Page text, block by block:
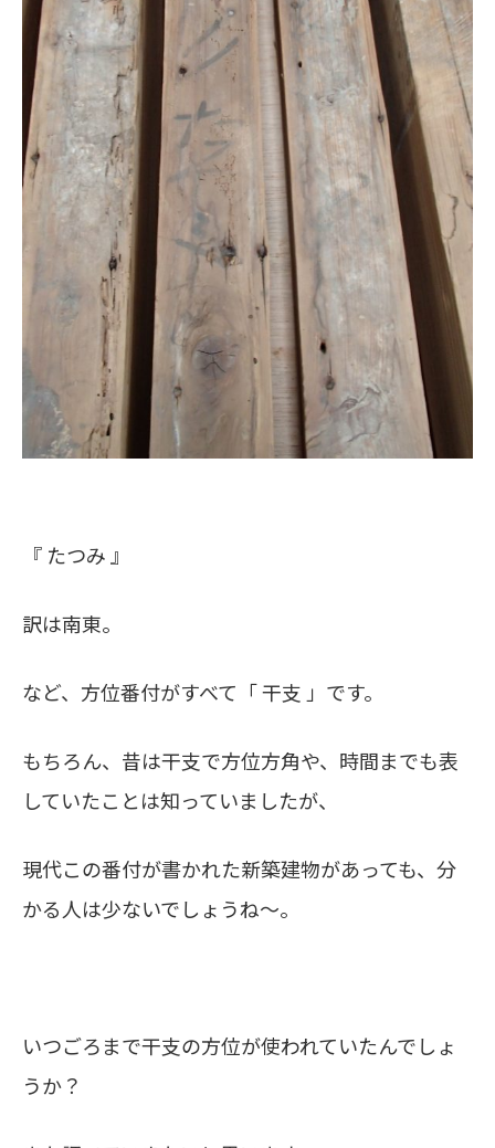
『 たつみ 』
訳は南東。
など、方位番付がすべて「 干支 」です。
もちろん、昔は干支で方位方角や、時間までも表
していたことは知っていましたが、
現代この番付が書かれた新築建物があっても、分
かる人は少ないでしょうね～。
いつごろまで干支の方位が使われていたんでしょ
うか？